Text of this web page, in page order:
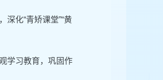
深化“青矫课堂”“黄
学习教育，巩固作